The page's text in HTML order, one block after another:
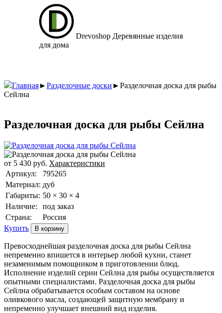
Drevoshop Деревянные изделия
для дома
Главная►Разделочные доски ►Разделочная доска для рыбы
Сейлна
Разделочная доска для рыбы Сейлна
от 5 430 руб. Характеристики
Артикул:
795265
Материал: дуб
Габариты: 50 × 30 × 4
Наличие:
под заказ
Страна:
Россия
Купить
Превосходнейшая разделочная доска для рыбы Сейлна
непременно впишется в интерьер любой кухни, станет
незаменимым помощником в приготовлении блюд.
Исполнение изделий серии Сейлна для рыбы осуществляется
опытными специалистами. Разделочная доска для рыбы
Сейлна обрабатывается особым составом на основе
оливкового масла, создающей защитную мембрану и
непременно улучшает внешний вид изделия.